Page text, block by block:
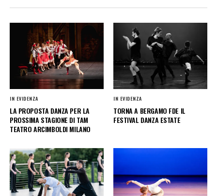
IN EVIDENZA
LA PROPOSTA DANZA PER LA
PROSSIMA STAGIONE DI TAM
TEATRO ARCIMBOLDI MILANO
IN EVIDENZA
TORNA A BERGAMO FDE IL
FESTIVAL DANZA ESTATE